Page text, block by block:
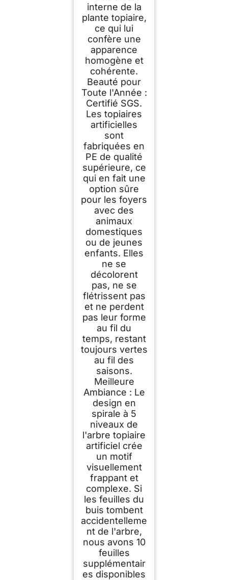
interne de la
plante topiaire,
ce qui lui
confère une
apparence
homogène et
cohérente.
Beauté pour
Toute l'Année :
Certifié SGS.
Les topiaires
artificielles
sont
fabriquées en
PE de qualité
supérieure, ce
qui en fait une
option sûre
pour les foyers
avec des
animaux
domestiques
ou de jeunes
enfants. Elles
ne se
décolorent
pas, ne se
flétrissent pas
et ne perdent
pas leur forme
au fil du
temps, restant
toujours vertes
au fil des
saisons.
Meilleure
Ambiance : Le
design en
spirale à 5
niveaux de
l'arbre topiaire
artificiel crée
un motif
visuellement
frappant et
complexe. Si
les feuilles du
buis tombent
accidentelleme
nt de l'arbre,
nous avons 10
feuilles
supplémentair
es disponibles